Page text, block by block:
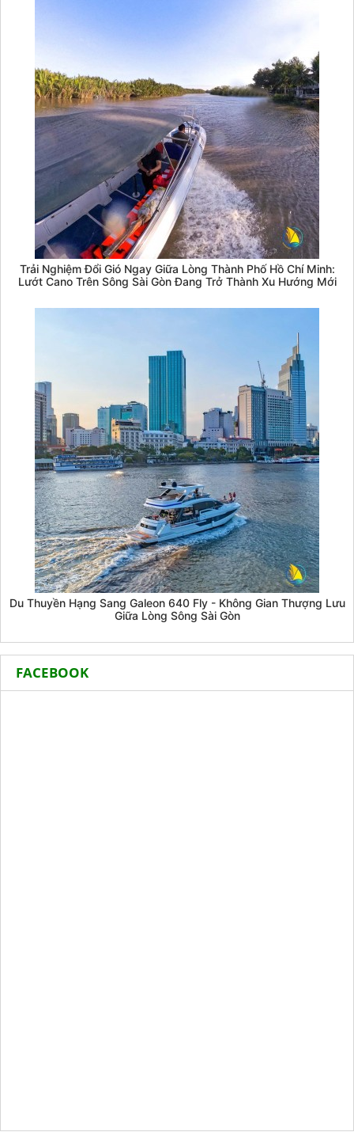
Trải Nghiệm Đổi Gió Ngay Giữa Lòng Thành Phố Hồ Chí Minh:
Lướt Cano Trên Sông Sài Gòn Đang Trở Thành Xu Hướng Mới
Du Thuyền Hạng Sang Galeon 640 Fly - Không Gian Thượng Lưu
Giữa Lòng Sông Sài Gòn
FACEBOOK